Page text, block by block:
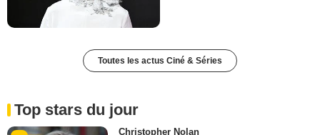
Toutes les actus Ciné & Séries
Top stars du jour
Christopher Nolan